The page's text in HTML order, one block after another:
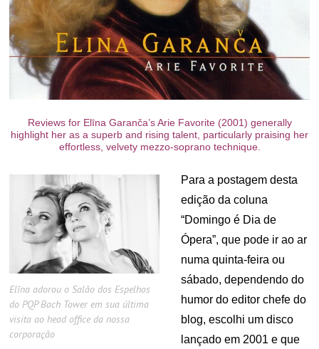
Reviews for Elīna Garanča’s Arie Favorite (2001) generally
highlight her as a superb and rising talent, particularly praising her
effortless, velvety mezzo-soprano technique.
Elīna adorou o Salão dos Espelhos
do PQP Bach Tower em sua última
visita ao head office da nossa
corporação
Para a postagem desta
edição da coluna
“Domingo é Dia de
Ópera”, que pode ir ao ar
numa quinta-feira ou
sábado, dependendo do
humor do editor chefe do
blog, escolhi um disco
lançado em 2001 e que